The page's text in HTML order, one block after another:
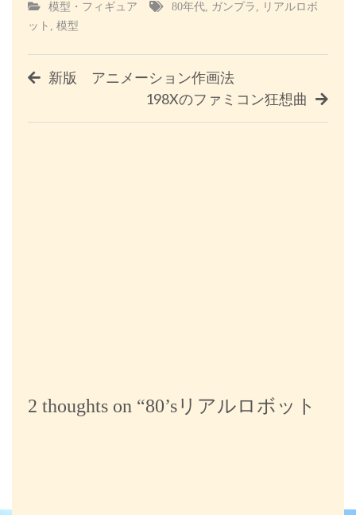
模型・フィギュア 80年代, ガンプラ , リアルロボ
ット , 模型
投新版 アニメーション作画法
198Xのファミコン狂想曲
2 thoughts on “80’sリアルロボット